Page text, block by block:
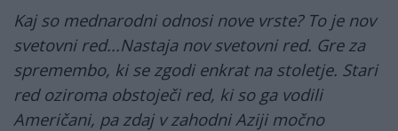
Kaj so mednarodni odnosi nove vrste? To je nov
svetovni red...Nastaja nov svetovni red. Gre za
spremembo, ki se zgodi enkrat na stoletje. Stari
red oziroma obstoječi red, ki so ga vodili
Američani, pa zdaj v zahodni Aziji močno